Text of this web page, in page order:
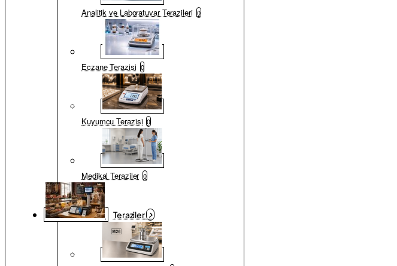
Analitik ve Laboratuvar Terazileri 0
Eczane Terazisi 0
Kuyumcu Terazisi 0
Medikal Teraziler 0
Teraziler